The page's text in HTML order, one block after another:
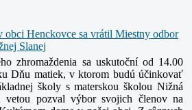
zhromaždenia sa uskutoční od 14.00
Dňu matiek, v ktorom budú účinkovať
školy s materskou školou Nižná
vetou pozval výbor svojich členov na